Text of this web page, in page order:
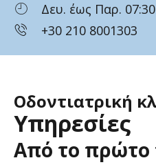
Δευ. έως Παρ.
+30 210 8001303
Οδοντιατρική
Υπηρεσίες
Από το πρώτο